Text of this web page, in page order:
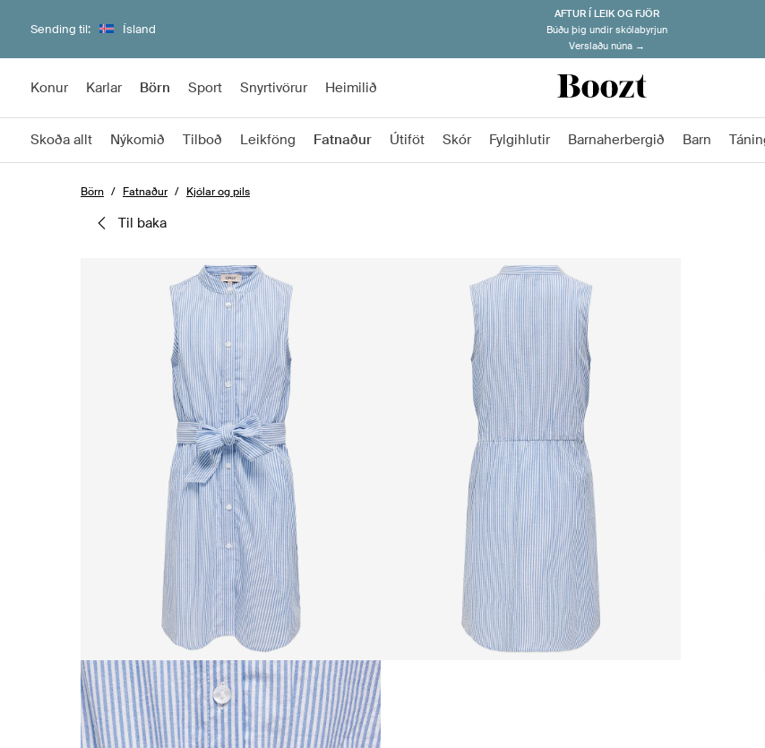
Sending til: Ísland
AFTUR Í LEIK OG FJÖR
Búðu þig undir skólabyrjun
Verslaðu núna →
Konur Karlar Börn Sport Snyrtivörur Heimilið
Skoða allt Nýkomið Tilboð Leikföng Fatnaður Útiföt Skór Fylgihlutir Barnaherbergið Barn
Börn Fatnaður Kjólar og pils
til baka